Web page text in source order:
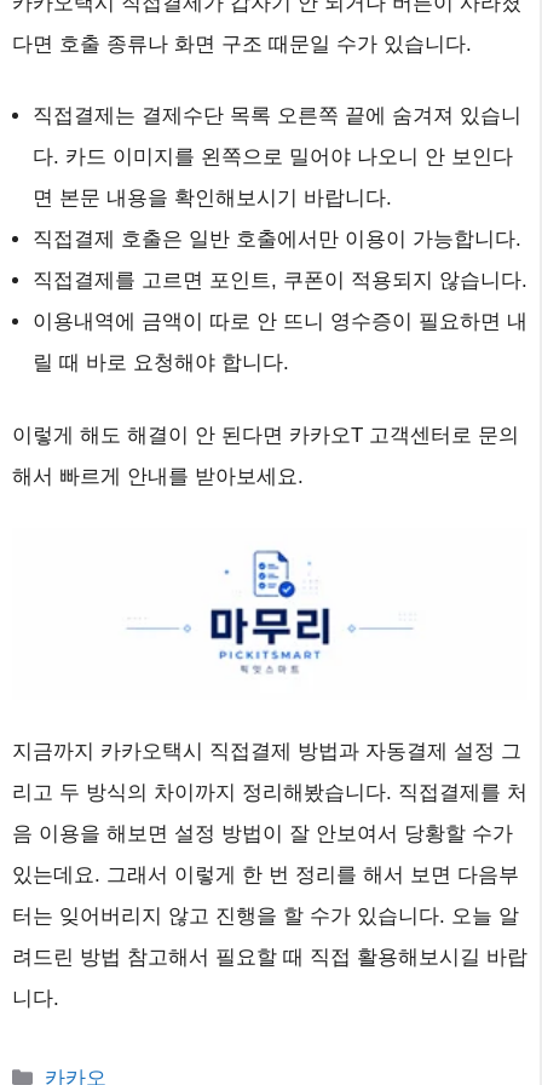
다면 호출 종류나 화면 구조 때문일 수가 있습니다.
직접결제는 결제수단 목록 오른쪽 끝에 숨겨져 있습니
다. 카드 이미지를 왼쪽으로 밀어야 나오니 안 보인다
면 본문 내용을 확인해보시기 바랍니다.
직접결제 호출은 일반 호출에서만 이용이 가능합니다.
직접결제를 고르면 포인트, 쿠폰이 적용되지 않습니다.
이용내역에 금액이 따로 안 뜨니 영수증이 필요하면 내
릴 때 바로 요청해야 합니다.
이렇게 해도 해결이 안 된다면 카카오T 고객센터로 문의
해서 빠르게 안내를 받아보세요.
지금까지 카카오택시 직접결제 방법과 자동결제 설정 그
리고 두 방식의 차이까지 정리해봤습니다. 직접결제를 처
음 이용을 해보면 설정 방법이 잘 안보여서 당황할 수가
있는데요. 그래서 이렇게 한 번 정리를 해서 보면 다음부
터는 잊어버리지 않고 진행을 할 수가 있습니다. 오늘 알
려드린 방법 참고해서 필요할 때 직접 활용해보시길 바랍
니다.
카
카카오